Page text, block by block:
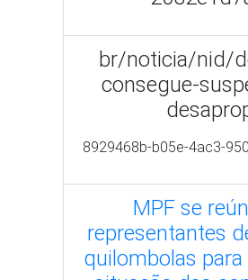
representantes
quilombolas para
situação das
em meio à
MPF - http://
01/10/
-conc"